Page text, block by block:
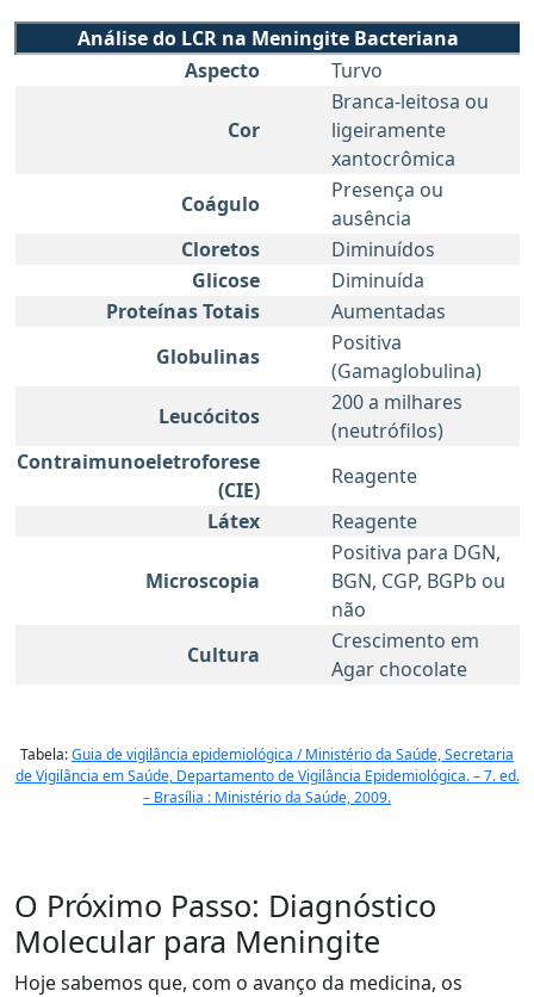
Análise do LCR na Meningite Bacteriana
Aspecto
Turvo
Cor
Branca-leitosa ou
ligeiramente
xantocrômica
Coágulo
Presença ou
ausência
Cloretos
Diminuídos
Glicose
Diminuída
Proteínas Totais
Aumentadas
Globulinas
Positiva
(Gamaglobulina)
Leucócitos
200 a milhares
(neutrófilos)
Contraimunoeletroforese
(CIE)
Reagente
Látex
Reagente
Microscopia
Positiva para DGN,
BGN, CGP, BGPb ou
não
Cultura
Crescimento em
Agar chocolate
Tabela:Guia de vigilância epidemiológica / Ministério da Saúde, Secretaria
de Vigilância em Saúde, Departamento de Vigilância Epidemiológica. – 7. ed.
– Brasília : Ministério da Saúde, 2009.
O Próximo Passo: Diagnóstico
Molecular para Meningite
Hoje sabemos que, com o avanço da medicina, os